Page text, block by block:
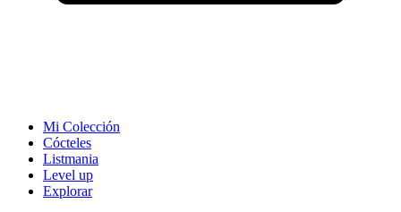
Mi Colección
Cócteles
Listmania
Level up
Explorar